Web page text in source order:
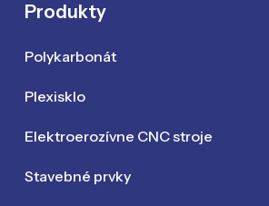
Produkty
Polykarbonát
Plexisklo
Elektroerozívne CNC stroje
Stavebné prvky